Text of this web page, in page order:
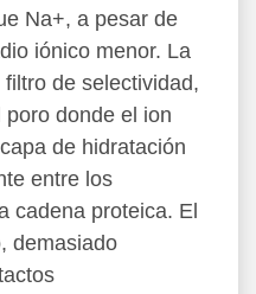
Na+, a pesar de
iónico menor. La
de selectividad,
donde el ion
de hidratación
entre los
cadena proteica. El
demasiado